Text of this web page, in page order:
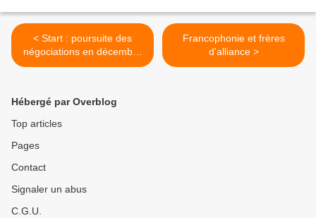
< Start : poursuite des
négociations en décembre
2009 à Genève
Francophonie et frères
d'alliance >
Hébergé par Overblog
Top articles
Pages
Contact
Signaler un abus
C.G.U.